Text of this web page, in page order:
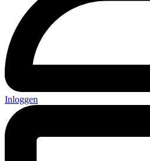
Inloggen